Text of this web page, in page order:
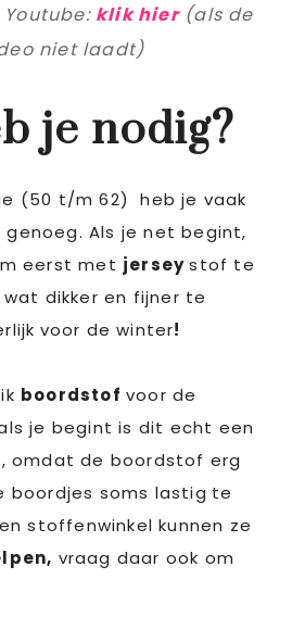
klik hier(als de
niet laadt)
je nodig?
(50 t/m 62) heb je vaak
genoeg. Als je net begint,
eerst met jerseystof te
dikker en fijner te
voor de winter!
boordstof voor de
je begint is dit echt een
omdat de boordstof erg
boordjes soms lastig te
stoffenwinkel kunnen ze
vraag daar ook om